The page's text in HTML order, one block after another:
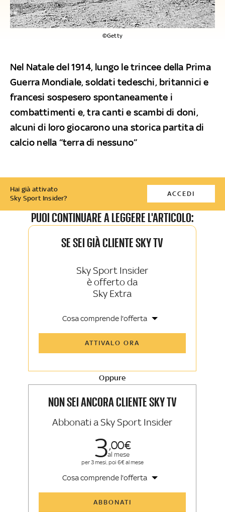
©Getty
Nel Natale del 1914, lungo le trincee della Prima
Guerra Mondiale, soldati tedeschi, britannici e
francesi sospesero spontaneamente i
combattimenti e, tra canti e scambi di doni,
alcuni di loro giocarono una storica partita di
calcio nella “terra di nessuno”
Hai già attivato
Sky Sport Insider?
ACCEDI
PUOI CONTINUARE A LEGGERE L'ARTICOLO:
SE SEI GIÀ CLIENTE SKY TV
Sky Sport Insider
è offerto da
Sky Extra
Cosa comprende l'offerta
Sky TG24 Insider
Sport e Sky TG24
La newsletter esclusiva di Sky Sport
ATTIVALO ORA
Oppure
NON SEI ANCORA CLIENTE SKY TV
Abbonati a Sky Sport Insider
300
al mese
per 3 mesi, poi 6€ al mese
Cosa comprende l'offerta
ABBONATI